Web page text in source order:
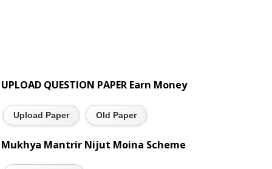
UPLOAD QUESTION PAPER Earn Money
Upload Paper Old Paper
Mukhya Mantrir Nijut Moina Scheme